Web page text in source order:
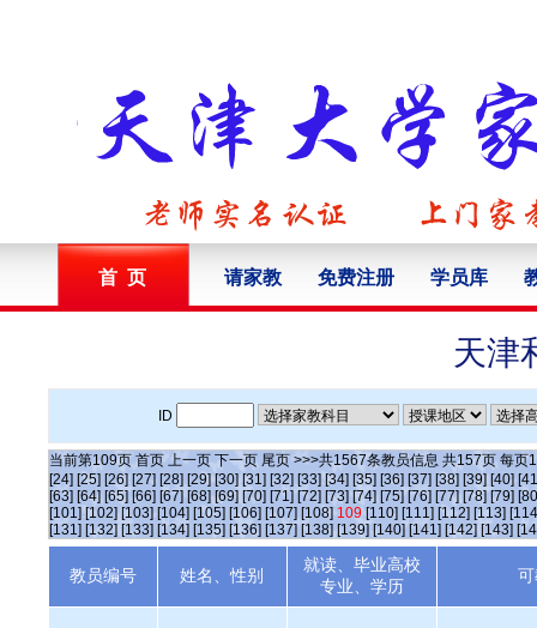
首 页 请家教 免费注册 学员库
天津
ID
当前第109页 首页 上一页 下一页 尾页 >>>共1567条教员信息 共157页 每页
[24] [25] [26] [27] [28] [29] [30] [31] [32] [33] [34] [35] [36] [37] [38] [39] [40]
[63] [64] [65] [66] [67] [68] [69] [70] [71] [72] [73] [74] [75] [76] [77] [78] [79]
[101] [102] [103] [104] [105] [106] [107] [108] 109 [110] [111] [112] [113]
[131] [132] [133] [134] [135] [136] [137] [138] [139] [140] [141] [142] [143]
教员编号 姓名、性别
就读、毕业高校
专业、学历